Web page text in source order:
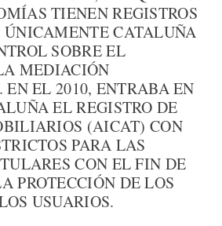
TIENEN REGISTROS
CATALUÑA
SOBRE EL
MEDIACIÓN
EL 2010, ENTRABA EN
EL REGISTRO DE
(AICAT) CON
PARA LAS
CON EL FIN DE
PROTECCIÓN DE LOS
USUARIOS.